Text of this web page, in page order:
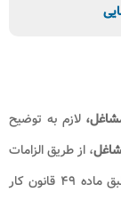
لازم به توضیح
، از طریق الزامات
قانونی و نظارت نهادهای مسئول تضمین می‌ شود. طبق ماده ۴۹ قانون کار